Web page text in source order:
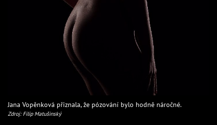
Jana Vopěnková přiznala, že pózování bylo hodně náročné.
Zdroj: Filip Matušinský